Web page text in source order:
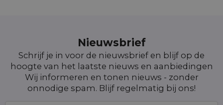
Nieuwsbrief
Schrijf je in voor de nieuwsbrief en blijf op de
hoogte van het laatste nieuws en aanbiedingen
Wij informeren en tonen nieuws - zonder
onnodige spam. Blijf regelmatig bij ons!